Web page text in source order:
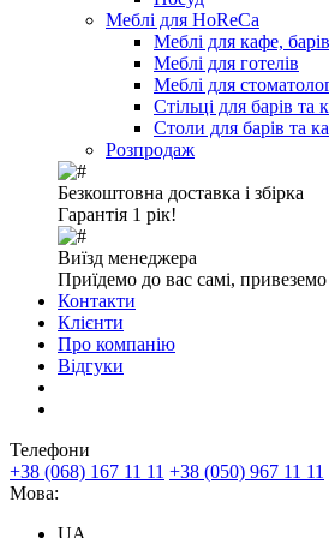
Меблі для HoReCa
Меблі для кафе,
Меблі для готелів
Меблі для
Стільці для барів та
Столи для барів та
Розпродаж
Безкоштовна доставка і збірка
Гарантія 1 рік!
Виїзд менеджера
Приїдемо до вас самі, привеземо
Контакти
Клієнти
Про компанію
Відгуки
Телефони
+38 (068) 167 11 11 +38 (050) 967 11 11
Мова:
UA